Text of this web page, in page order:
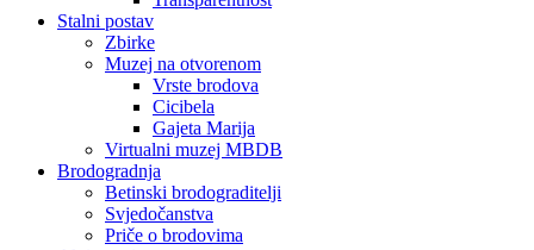
Stalni postav
Zbirke
Muzej na otvorenom
Vrste brodova
Cicibela
Gajeta Marija
Virtualni muzej MBDB
Brodogradnja
Betinski brodograditelji
Svjedočanstva
Priče o brodovima